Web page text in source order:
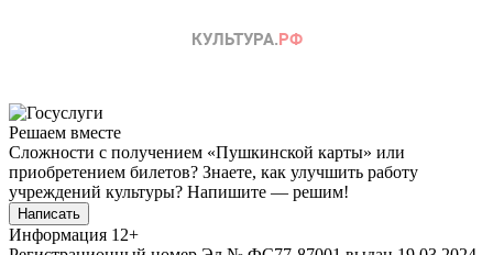
Решаем вместе
Сложности с получением «Пушкинской карты» или
приобретением билетов? Знаете, как улучшить работу
учреждений культуры? Напишите — решим!
Написать
Информация 12+